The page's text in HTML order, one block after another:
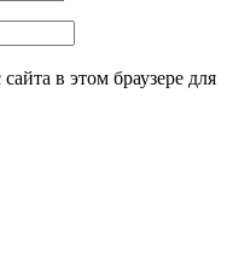
в этом браузере для